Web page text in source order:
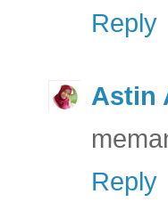
Reply
Astin
Reply